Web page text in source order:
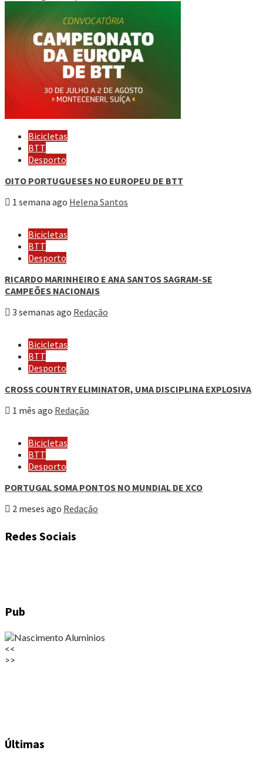
Bicicletas
BTT
Desporto
OITO PORTUGUESES NO EUROPEU DE BTT
1 semana ago Helena Santos
Bicicletas
BTT
Desporto
RICARDO MARINHEIRO E ANA SANTOS SAGRAM-SE
CAMPEÕES NACIONAIS
3 semanas ago Redação
Bicicletas
BTT
Desporto
CROSS COUNTRY ELIMINATOR, UMA DISCIPLINA EXPLOSIVA
1 mês ago Redação
Bicicletas
BTT
Desporto
PORTUGAL SOMA PONTOS NO MUNDIAL DE XCO
2 meses ago Redação
Redes Sociais
Pub
<<
>>
Últimas